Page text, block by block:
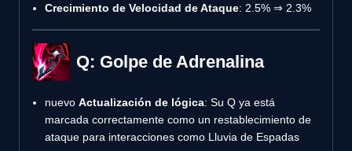
Crecimiento de Velocidad de Ataque: 2.5% ⇒ 2.3%
Q: Golpe de Adrenalina
nuevo Actualización de lógica: Su Q ya está
marcada correctamente como un restablecimiento de
ataque para interacciones como Lluvia de Espadas